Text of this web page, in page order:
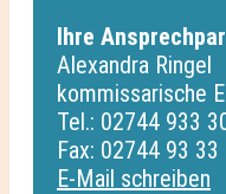
Ihre
Alexandra Ringel
kommissarische
Tel.: 02744 933
Fax: 02744 93 33
E-Mail schreiben